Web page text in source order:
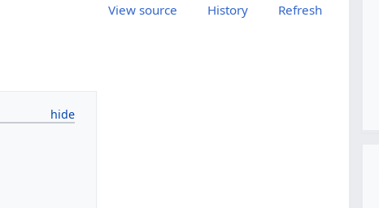
View source History Refresh